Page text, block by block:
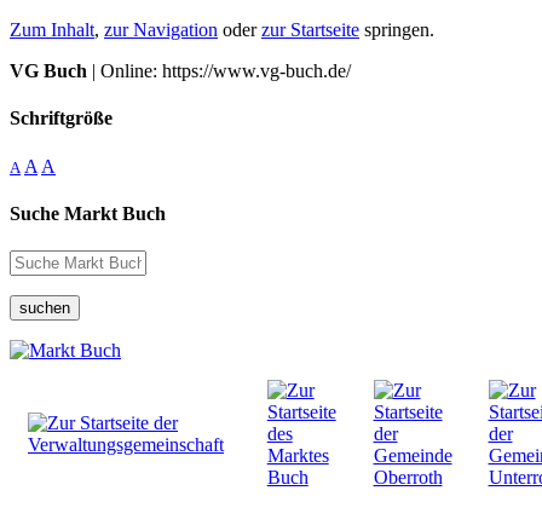
Zum Inhalt, zur Navigation oderzur Startseite springen.
VG Buch | Online: https://www.vg-buch.de/
Schriftgröße
A A A
Suche Markt Buch
suchen